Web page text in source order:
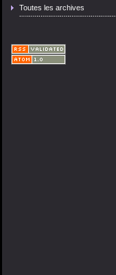
Toutes les archives